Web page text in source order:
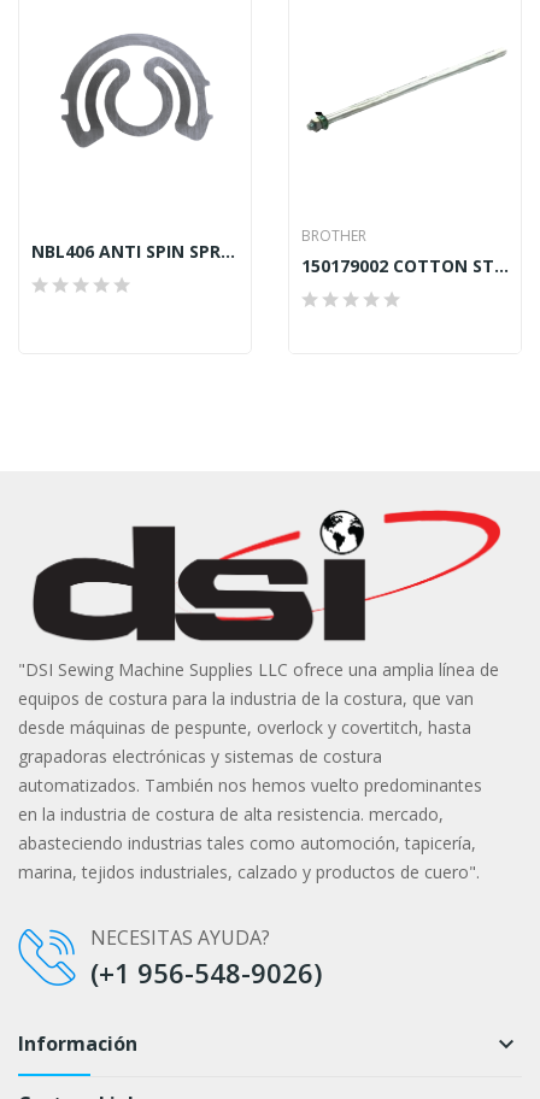
NBL406 ANTI SPIN SPRING FOR TOWA 52237NBL
BROTHER
150179002 COTTON STAND SPOOL SHAFT BROTHER...
"DSI Sewing Machine Supplies LLC ofrece una amplia línea de
equipos de costura para la industria de la costura, que van
desde máquinas de pespunte, overlock y covertitch, hasta
grapadoras electrónicas y sistemas de costura
automatizados. También nos hemos vuelto predominantes
en la industria de costura de alta resistencia. mercado,
abasteciendo industrias tales como automoción, tapicería,
marina, tejidos industriales, calzado y productos de cuero".
NECESITAS AYUDA?
(+1 956-548-9026)
Información keyboard_arrow_down